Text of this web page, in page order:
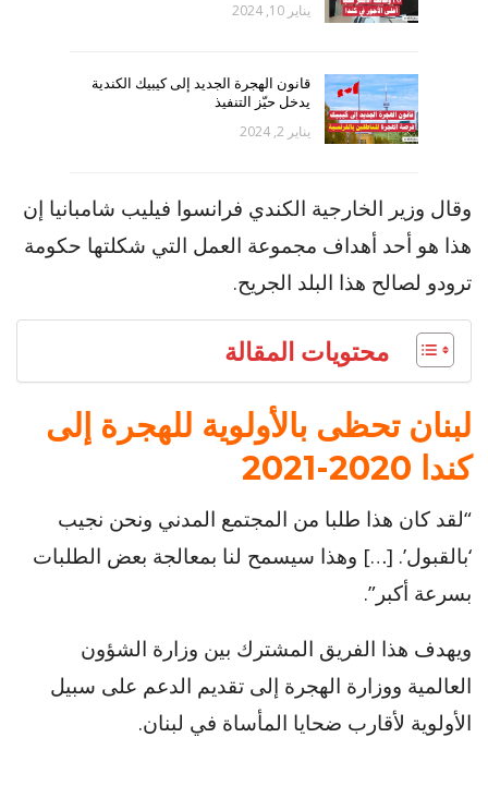
يناير 10, 2024
قانون الهجرة الجديد إلى كيبيك الكندية
يدخل حيّز التنفيذ
يناير 2, 2024
وقال وزير الخارجية الكندي فرانسوا فيليب شامبانيا إن
هذا هو أحد أهداف مجموعة العمل التي شكلتها حكومة
ترودو لصالح هذا البلد الجريح.
محتويات المقالة
لبنان تحظى بالأولوية للهجرة إلى
كندا 2020-2021
“لقد كان هذا طلبا من المجتمع المدني ونحن نجيب
‘بالقبول’. […] وهذا سيسمح لنا بمعالجة بعض الطلبات
بسرعة أكبر”.
ويهدف هذا الفريق المشترك بين وزارة الشؤون
العالمية ووزارة الهجرة إلى تقديم الدعم على سبيل
الأولوية لأقارب ضحايا المأساة في لبنان.